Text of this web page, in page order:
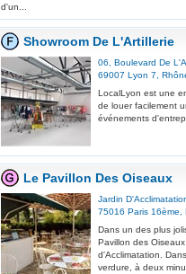
d'un...
Showroom De L'Artillerie
06, Boulevard De
69007 Lyon 7
LocalLyon est une
de louer facilement
événements
Le Pavillon Des Oiseaux
Jardin
75016 Paris 16ème
Dans un des plus
Pavillon des
d'Acclimatation.
verdure, à deux